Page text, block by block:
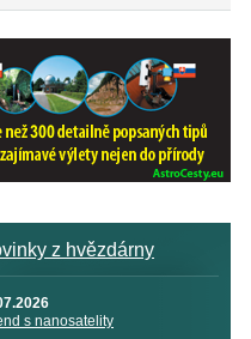
z hvězdárny
s nanosatelity